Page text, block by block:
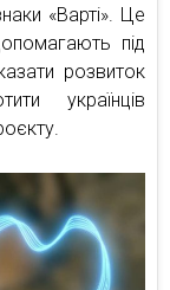
«Варті». Це
під
розвиток
українців